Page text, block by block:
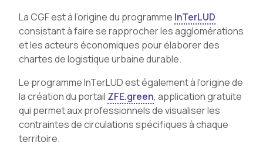
La CGF est à l’origine du programme InTerLUD
consistant à faire se rapprocher les agglomérations
et les acteurs économiques pour élaborer des
chartes de logistique urbaine durable.
Le programme InTerLUD est également à l'origine de
la création du portail ZFE.green, application gratuite
qui permet aux professionnels de visualiser les
contraintes de circulations spécifiques à chaque
territoire.